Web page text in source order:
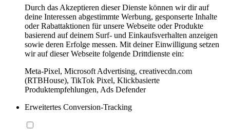
Durch das Akzeptieren dieser Dienste können wir dir auf
deine Interessen abgestimmte Werbung, gesponserte Inhalte
oder Rabattaktionen für unsere Webseite oder Produkte
basierend auf deinem Surf- und Einkaufsverhalten anzeigen
sowie deren Erfolge messen. Mit deiner Einwilligung setzen
wir auf dieser Webseite folgende Drittdienste ein:
Meta-Pixel, Microsoft Advertising, creativecdn.com
(RTBHouse), TikTok Pixel, Klickbasierte
Produktempfehlungen, Ads Defender
Erweitertes Conversion-Tracking